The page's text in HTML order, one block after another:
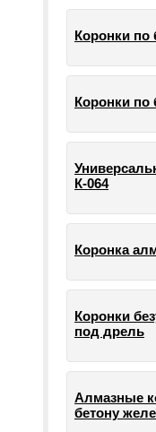
Коронки по
Коронки по
К-064
Коронка
Коронки
под дрель
Алмазные
бетону